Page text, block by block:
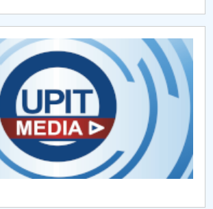
licență DIMSIA
master DIMSIA
DIMSIA